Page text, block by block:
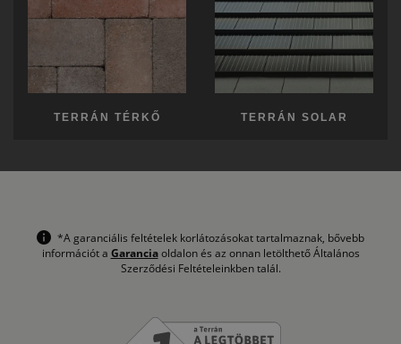
TERRÁN TÉRKŐ TERRÁN SOLAR
*A garanciális feltételek korlátozásokat tartalmaznak, bővebb
információt a Garanciaoldalon és az onnan letölthető Általános
Szerződési Feltételeinkben talál.